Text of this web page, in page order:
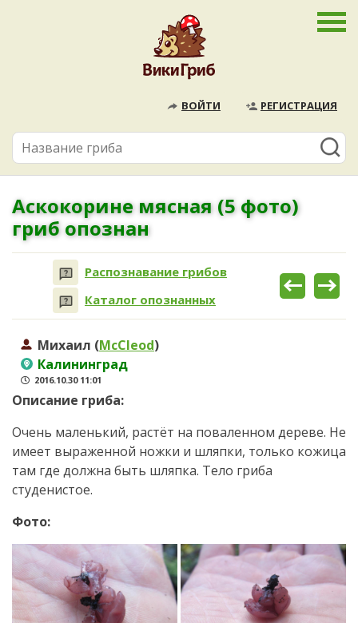
ВОЙТИ РЕГИСТРАЦИЯ
Аскокорине мясная (5 фото)
гриб опознан
Распознавание грибов
Каталог опознанных
Михаил (McCleod)
Калининград
2016.10.30 11:01
Описание гриба:
Очень маленький, растёт на поваленном дереве. Не
имеет выраженной ножки и шляпки, только кожица
там где должна быть шляпка. Тело гриба
студенистое.
Фото: